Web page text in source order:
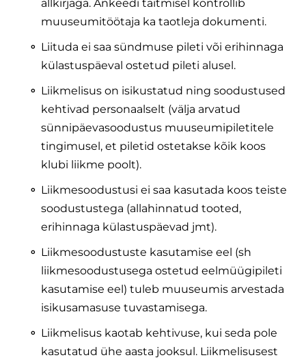
allkirjaga. Ankeedi täitmisel kontrollib
muuseumitöötaja ka taotleja dokumenti.
Liituda ei saa sündmuse pileti või erihinnaga
külastuspäeval ostetud pileti alusel.
Liikmelisus on isikustatud ning soodustused
kehtivad personaalselt (välja arvatud
sünnipäevasoodustus muuseumipiletitele
tingimusel, et piletid ostetakse kõik koos
klubi liikme poolt).
Liikmesoodustusi ei saa kasutada koos teiste
soodustustega (allahinnatud tooted,
erihinnaga külastuspäevad jmt).
Liikmesoodustuste kasutamise eel (sh
liikmesoodustusega ostetud eelmüügipileti
kasutamise eel) tuleb muuseumis arvestada
isikusamasuse tuvastamisega.
Liikmelisus kaotab kehtivuse, kui seda pole
kasutatud ühe aasta jooksul. Liikmelisusest